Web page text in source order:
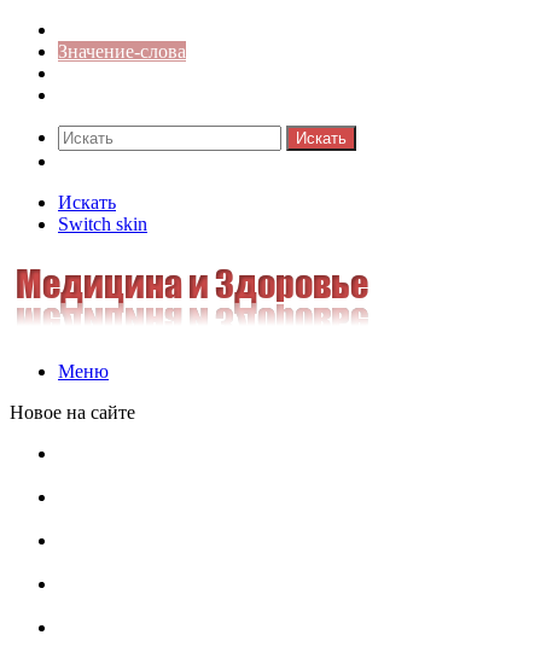
Значение-слова
Искать
Искать
Switch skin
Меню
Новое на сайте